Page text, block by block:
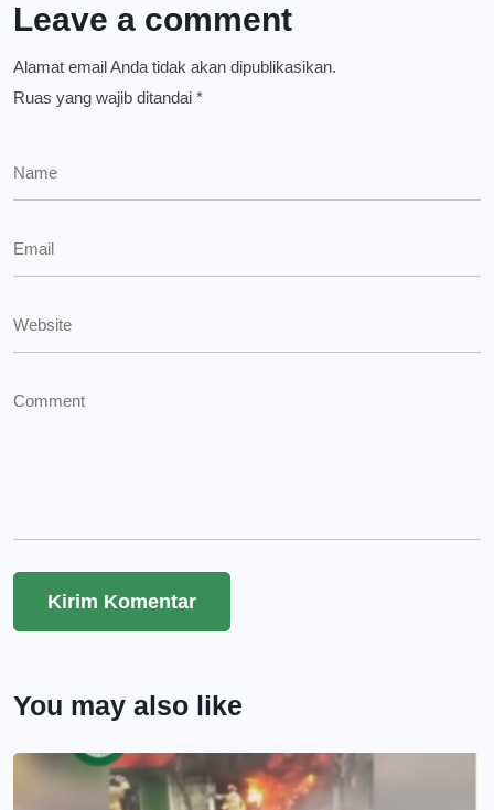
Leave a comment
Alamat email Anda tidak akan dipublikasikan.
Ruas yang wajib ditandai *
You may also like